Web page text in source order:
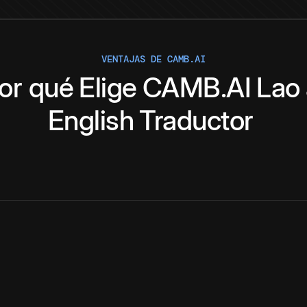
VENTAJAS DE CAMB.AI
qué Elige CAMB.AI Lao
English Traductor